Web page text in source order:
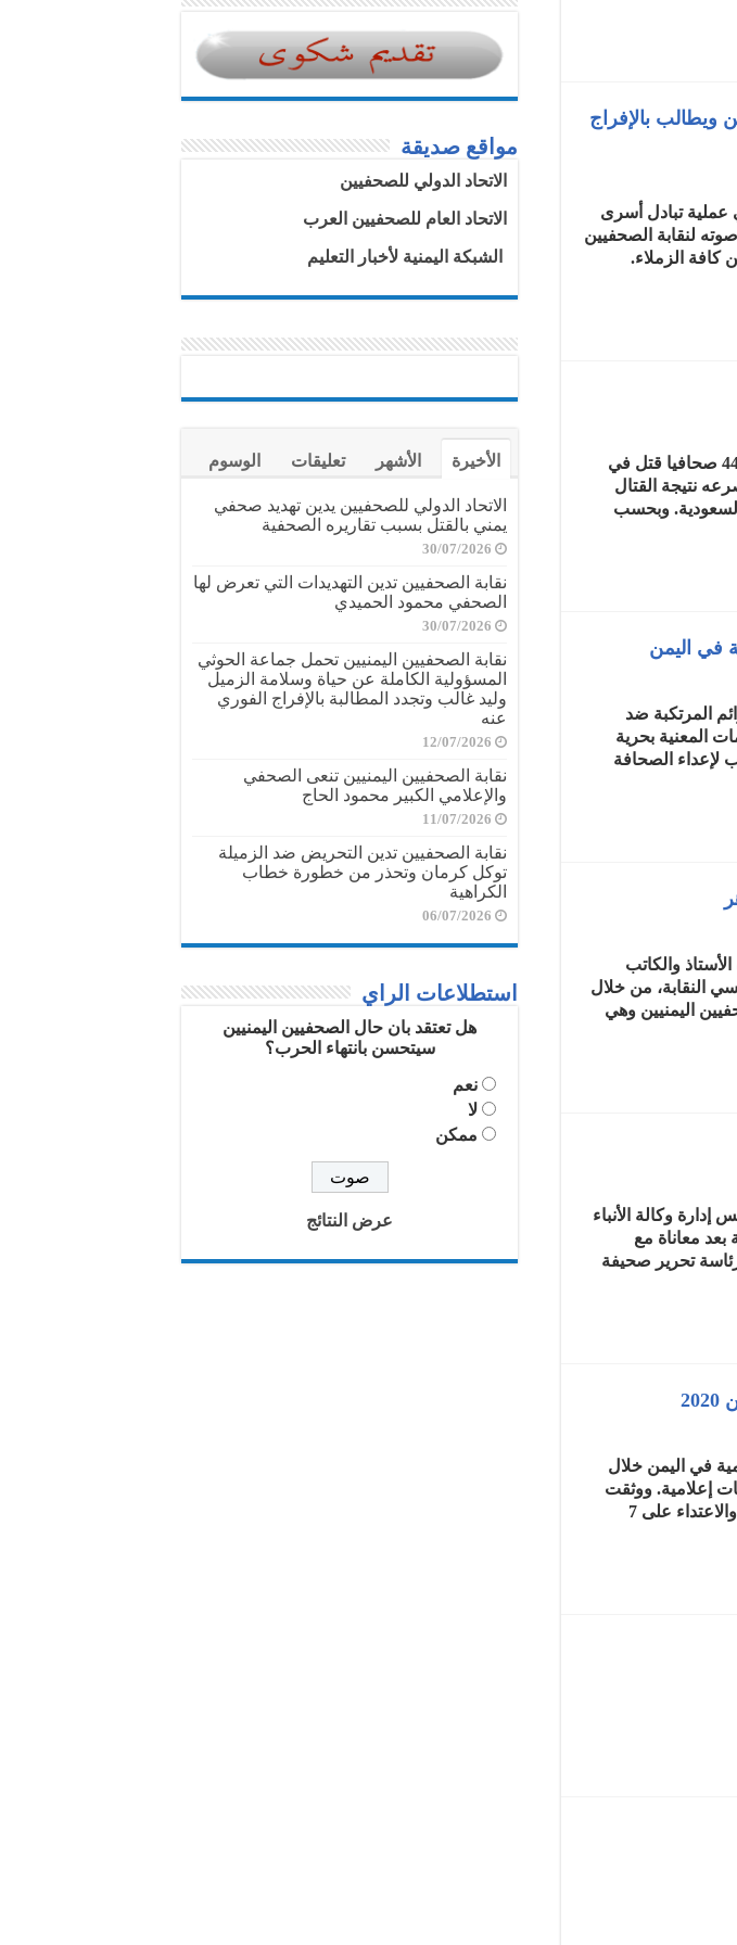
ويطالب بالإفراج
الأول/أكتوبر، سراح 5 صحفيين، في عملية تبادل أسرى
لنقابة الصحفيين
كافة الزملاء.
الإتحاد الدولي للصحفيين يدعو إلى محاسبة الجناة وعدم إفلاتهم من العقاب 44 صحافيا قتل في
لقي العديد منهم مصرعه نتيجة القتال
السعودية. وبحسب
في اليمن
المرتكبة ضد
المعنية بحرية
لإعداء الصحافة
والكاتب
النقابة، من خلال
اليمنيين وهي
وكالة الأنباء
بعد معاناة مع
تحرير صحيفة
ضد الحرية الإعلامية في اليمن خلال
إعلامية. ووثقت
النقابة 20 مختطفا محتجزا وملاحقة ومضايقة وتهديد وتحريض لـ10 صحفيين والاعتداء على 7
مواقع صديقة
الاتحاد الدولي للصحفيين
الاتحاد العام للصحفيين العرب
الشبكة اليمنية لأخبار التعليم
الأخيرة الأشهر تعليقات الوسوم
الاتحاد الدولي للصحفيين يدين تهديد صحفي
يمني بالقتل بسبب تقاريره الصحفية
30/07/2026
نقابة الصحفيين تدين التهديدات التي تعرض لها
الصحفي محمود الحميدي
30/07/2026
نقابة الصحفيين اليمنيين تحمل جماعة الحوثي
المسؤولية الكاملة عن حياة وسلامة الزميل
وليد غالب وتجدد المطالبة بالإفراج الفوري
عنه
12/07/2026
نقابة الصحفيين اليمنيين تنعى الصحفي
والإعلامي الكبير محمود الحاج
11/07/2026
نقابة الصحفيين تدين التحريض ضد الزميلة
توكل كرمان وتحذر من خطورة خطاب
الكراهية
06/07/2026
استطلاعات الراي
هل تعتقد بان حال الصحفيين اليمنيين
سيتحسن بانتهاء الحرب؟
نعم
لا
ممكن
عرض النتائج